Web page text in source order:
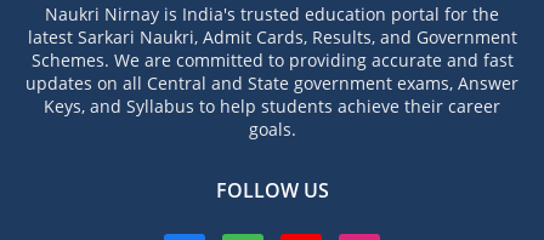
Naukri Nirnay is India's trusted education portal for the
latest Sarkari Naukri, Admit Cards, Results, and Government
Schemes. We are committed to providing accurate and fast
updates on all Central and State government exams, Answer
Keys, and Syllabus to help students achieve their career
goals.
FOLLOW US